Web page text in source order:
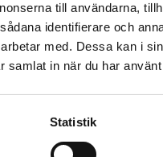
till användarna,
identifierare och
med. Dessa kan i
samlat in när du har
Statistik